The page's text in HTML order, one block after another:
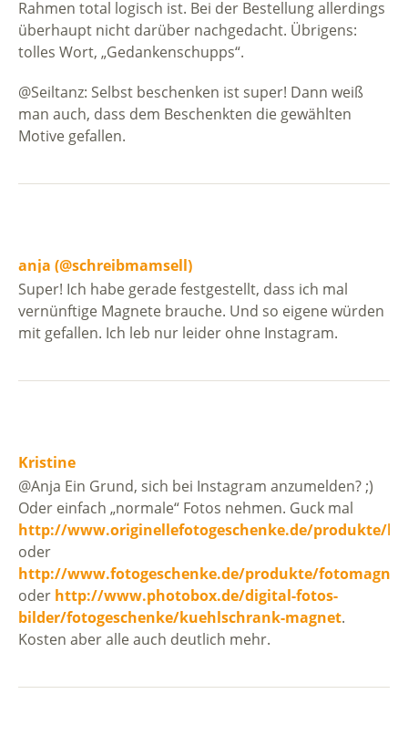
Rahmen total logisch ist. Bei der Bestellung allerdings
überhaupt nicht darüber nachgedacht. Übrigens:
tolles Wort, „Gedankenschupps“.
@Seiltanz: Selbst beschenken ist super! Dann weiß
man auch, dass dem Beschenkten die gewählten
Motive gefallen.
anja (@schreibmamsell)
Super! Ich habe gerade festgestellt, dass ich mal
vernünftige Magnete brauche. Und so eigene würden
mit gefallen. Ich leb nur leider ohne Instagram.
Kristine
@Anja Ein Grund, sich bei Instagram anzumelden? ;)
Oder einfach „normale“ Fotos nehmen. Guck mal
http://www.originellefotogeschenke.de/produkte/
oder
http://www.fotogeschenke.de/produkte/
oder http://www.photobox.de/digital-fotos-
bilder/fotogeschenke/kuehlschrank-magnet.
Kosten aber alle auch deutlich mehr.